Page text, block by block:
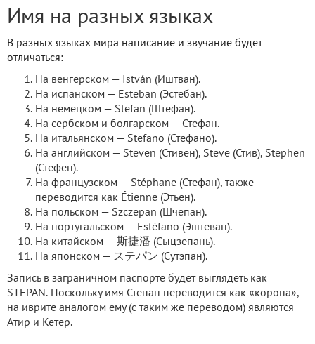
Имя на разных языках
В разных языках мира написание и звучание будет
отличаться:
На венгерском — István (Иштван).
На испанском — Esteban (Эстебан).
На немецком — Stefan (Штефан).
На сербском и болгарском — Стефан.
На итальянском — Stefano (Стефано).
На английском — Steven (Стивен), Steve (Стив), Stephen
(Стефен).
На французском — Stéphane (Стефан), также
переводится как Étienne (Этьен).
На польском — Szczepan (Шчепан).
На португальском — Estéfano (Эштеван).
На китайском — 斯捷潘 (Сыцзепань).
На японском — ステパン (Сутэпан).
Запись в заграничном паспорте будет выглядеть как
STEPAN. Поскольку имя Степан переводится как «корона»,
на иврите аналогом ему (с таким же переводом) являются
Атир и Кетер.